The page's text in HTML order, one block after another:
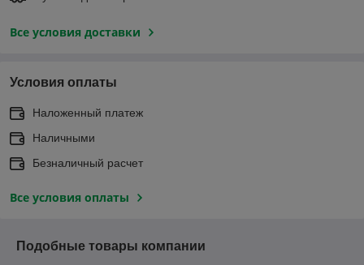
Все условия доставки
Условия оплаты
Наложенный платеж
Наличными
Безналичный расчет
Все условия оплаты
Подобные товары компании